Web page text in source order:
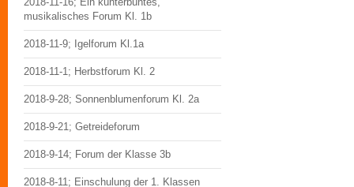
musikalisches Forum Kl. 1b
2018-11-9; Igelforum Kl.1a
2018-11-1; Herbstforum Kl. 2
2018-9-28; Sonnenblumenforum Kl. 2a
2018-9-21; Getreideforum
2018-9-14; Forum der Klasse 3b
2018-8-11; Einschulung der 1. Klassen